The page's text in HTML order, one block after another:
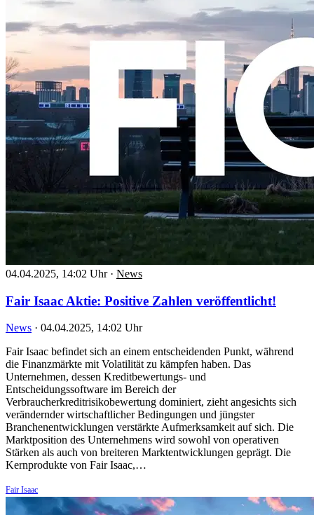
04.04.2025, 14:02 Uhr · News
Fair Isaac Aktie: Positive Zahlen veröffentlicht!
News · 04.04.2025, 14:02 Uhr
Fair Isaac befindet sich an einem entscheidenden Punkt, während
die Finanzmärkte mit Volatilität zu kämpfen haben. Das
Unternehmen, dessen Kreditbewertungs- und
Entscheidungssoftware im Bereich der
Verbraucherkreditrisikobewertung dominiert, zieht angesichts sich
verändernder wirtschaftlicher Bedingungen und jüngster
Branchenentwicklungen verstärkte Aufmerksamkeit auf sich. Die
Marktposition des Unternehmens wird sowohl von operativen
Stärken als auch von breiteren Marktentwicklungen geprägt. Die
Kernprodukte von Fair Isaac,…
Fair Isaac